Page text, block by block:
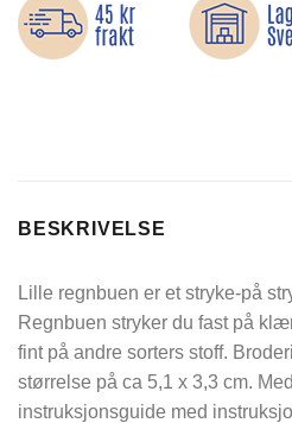
BESKRIVELSE
Lille regnbuen er et stryke-på
Regnbuen stryker du fast på
fint på andre sorters stoff.
størrelse på ca 5,1 x 3,3 cm.
instruksjonsguide med